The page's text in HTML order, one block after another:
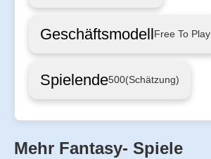
GeschäftsmodellFree To Play
Spielende500(Schätzung)
Mehr Fantasy- Spiele